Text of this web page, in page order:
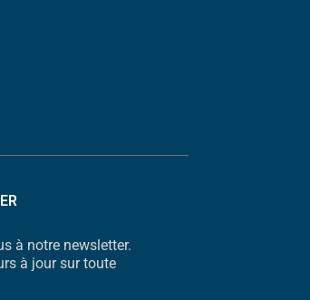
à notre newsletter.
à jour sur toute